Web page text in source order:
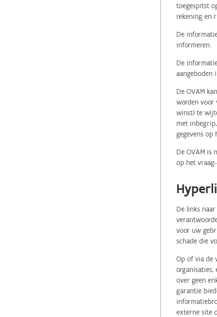
toegespitst
rekening en
De
informeren.
De
aangeboden
De OVAM
worden voor
winst) te
met
gegevens
De OVAM is
op het
De links
voor uw
schade die
Op of via de
organisaties,
over geen
garantie
externe site